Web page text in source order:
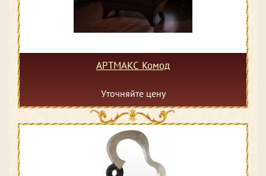
АРТМАКС Комод
Уточняйте цену